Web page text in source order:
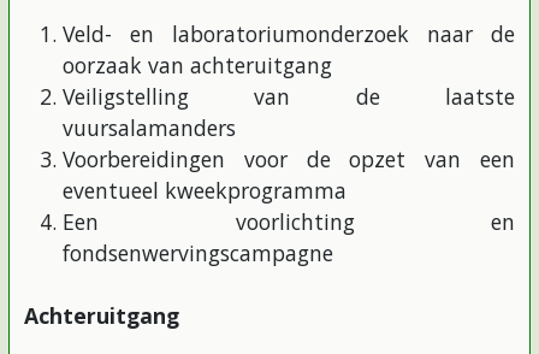
Veld- en laboratoriumonderzoek naar de
oorzaak van achteruitgang
Veiligstelling van de laatste
vuursalamanders
Voorbereidingen voor de opzet van een
eventueel kweekprogramma
Een voorlichting en
fondsenwervingscampagne
Achteruitgang